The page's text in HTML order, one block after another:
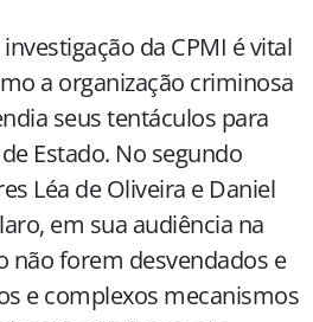
da CPMI é vital
a organização criminosa
seus tentáculos para
Estado. No segundo
Léa de Oliveira e Daniel
em sua audiência na
não forem desvendados e
e complexos mecanismos